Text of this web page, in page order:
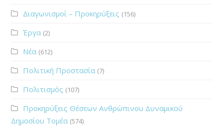
Διαγωνισμοί – Προκηρύξεις (156)
Έργα (2)
Νέα (612)
Πολιτική Προστασία (7)
Πολιτισμός (107)
Προκηρύξεις Θέσεων Ανθρώπινου Δυναμικού
Δημοσίου Τομέα (574)